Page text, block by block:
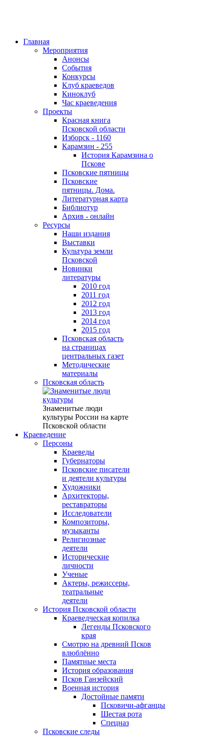
Главная
Мероприятия
Анонсы
События
Конкурсы
Клуб краеведов
Киноклуб
Час краеведения
Проекты
Красная книга
Псковской области
Изборск - 1160
Карамзин - 255
История Карамзина о
Пскове
Псковские пятницы
Псковские
пятницы. Дома.
Литературная карта
Библиотур
Архив - онлайн
Ресурсы
Наши издания
Выставки
Культура земли
Псковской
Новинки
литературы
2010 год
2011 год
2012 год
2013 год
2014 год
2015 год
Псковская область
на страницах
центральных газет
Методические
материалы
Псковская область
Знаменитые люди
культуры России на карте
Псковской области
Краеведение
Персоны
Краеведы
Губернаторы
Псковские писатели
и деятели культуры
Художники
Архитекторы,
реставраторы
Исследователи
Композиторы,
музыканты
Религиозные
деятели
Исторические
личности
Ученые
Актеры, режиссеры,
театральные
деятели
История Псковской области
Краеведческая копилка
Легенды Псковского
края
Смотрю на древний Псков
влюблённо
Памятные места
История образования
Псков Ганзейский
Военная история
Достойные памяти
Псковичи-афганцы
Шестая рота
Спецназ
Псковские следы